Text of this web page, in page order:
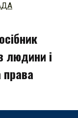
людини і